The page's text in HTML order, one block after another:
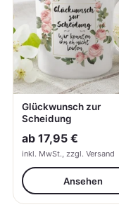
Glückwunsch zur
Scheidung
ab 17,95 €
inkl. MwSt., zzgl. Versand
Ansehen